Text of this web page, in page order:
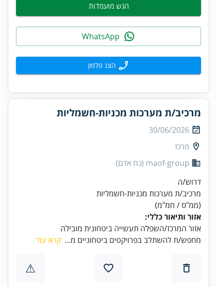
הגש מועמדות
הצג טלפון
מרכיב/ת מערכות מכניות-חשמליות
30/06/2026
מרכז
maof-group (כח אדם)
(ממ"ס / חמ"מ)
אזור ותיאור כללי:
אזור המרכז/השפלה תעשייה ביטחונית מובילה
מחפש/ת להשתלב בפרויקטים ביטחוניים מ... קרא עוד
⚠